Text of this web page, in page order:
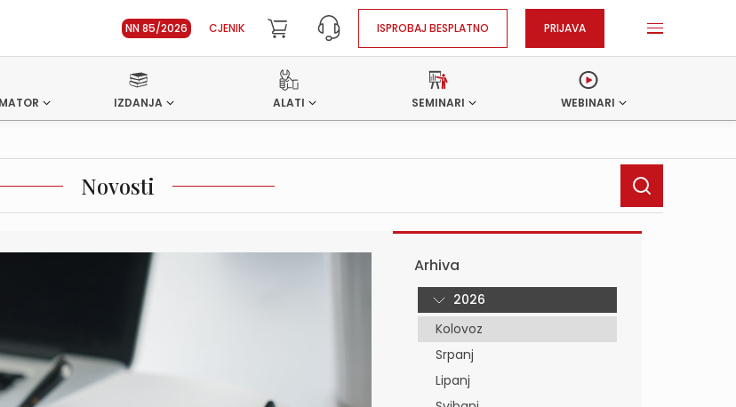
NN 85/2026 CJENIK ISPROBAJ BESPLATNO PRIJAVA
IZDANJA ALATI SEMINARI WEBINARI
Novosti
Arhiva
2026
Kolovoz
Srpanj
Lipanj